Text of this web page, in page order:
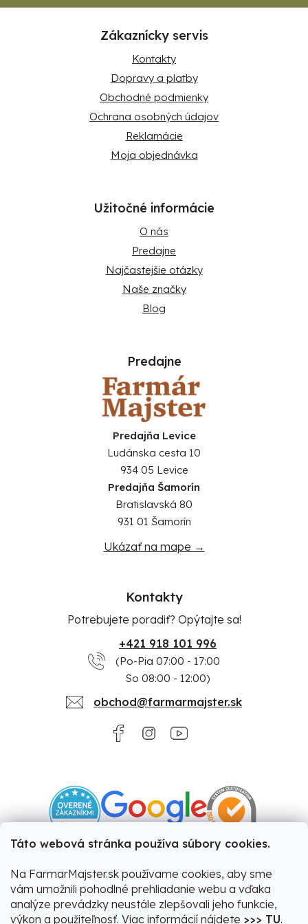
Táto webová stránka používa súbory cookies.
Na FarmarMajster.sk používame cookies, aby sme
vám umožnili pohodlné prehliadanie webu a vďaka
analýze prevádzky neustále zlepšovali jeho funkcie,
výkon a použiteľnosť. Viac informácií nájdete >>> TU.
Zákaznícky servis
Kontakty
Dopravy a platby
Obchodné podmienky
Ochrana osobných údajov
Reklamácie
Moja objednávka
Užitočné informácie
O nás
Predajne
Najčastejšie otázky
Naše značky
Blog
Predajne
Predajňa Levice
Ludánska cesta 10
934 05 Levice
Predajňa Šamorín
Bratislavská 80
931 01 Šamorín
Ukázať na mape →
Kontakty
Potrebujete poradiť? Opýtajte sa!
+421 918 101 996
(Po-Pia 07:00 - 17:00
So 08:00 - 12:00)
obchod@farmarmajster.sk